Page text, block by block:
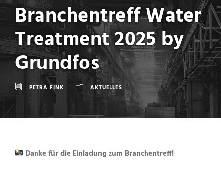
Branchentreff Water
Treatment 2025 by
Grundfos
PETRA FINK AKTUELLES
Danke für die Einladung zum Branchentreff!